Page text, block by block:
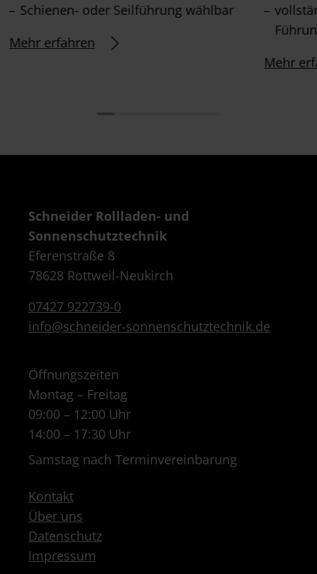
Schienen- oder Seilführung wählbar
Mehr erfahren
Mehr
Schneider Rollladen- und
Sonnenschutztechnik
Eferenstraße 8
78628 Rottweil-Neukirch
07427 922739-0
info@schneider-sonnenschutztechnik.de
Öffnungszeiten
Montag – Freitag
09:00 – 12:00 Uhr
14:00 – 17:30 Uhr
Samstag nach Terminvereinbarung
Kontakt
Über uns
Datenschutz
Impressum